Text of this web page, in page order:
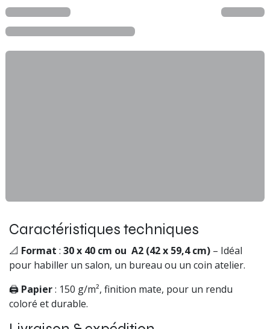
Caractéristiques techniques
📐 Format : 30 x 40 cm ou A2 (42 x 59,4 cm) – Idéal
pour habiller un salon, un bureau ou un coin atelier.
🖨 Papier: 150 g/m², finition mate, pour un rendu
coloré et durable.